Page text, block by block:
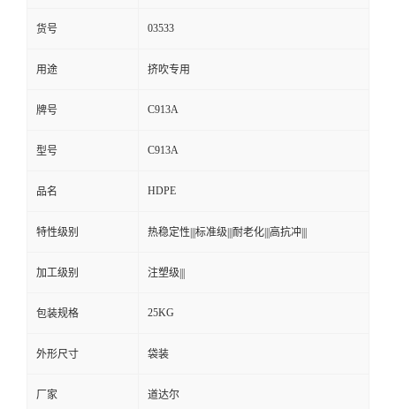
货号 03533
用途 挤吹专用
牌号 C913A
型号 C913A
品名 HDPE
特性级别 热稳定性|||标准级|||耐老化|||高抗冲|||
加工级别 注塑级|||
包装规格 25KG
外形尺寸 袋装
厂家 道达尔